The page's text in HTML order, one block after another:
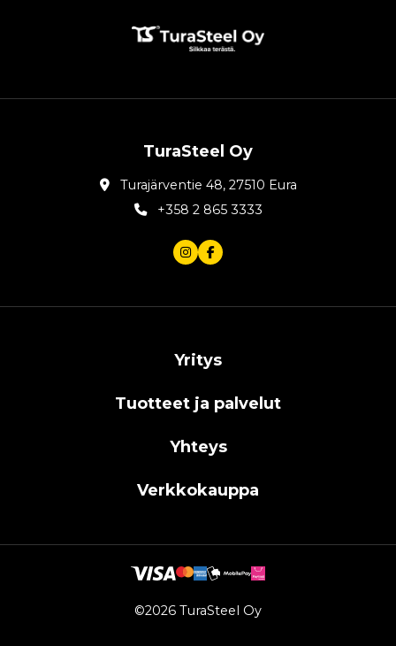
TuraSteel Oy
Turajärventie 48, 27510 Eura
+358 2 865 3333
Yritys
Tuotteet ja palvelut
Yhteys
Verkkokauppa
©2026 TuraSteel Oy